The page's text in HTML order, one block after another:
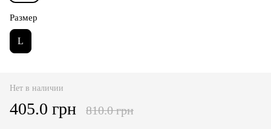
Размер
L
Нет в наличии
405.0 грн 810.0 грн